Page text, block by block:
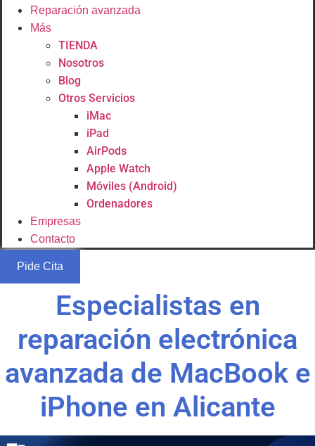
Reparación avanzada
Más
TIENDA
Nosotros
Blog
Otros Servicios
iMac
iPad
AirPods
Apple Watch
Móviles (Android)
Ordenadores
Empresas
Contacto
Pide Cita
Especialistas en
reparación electrónica
avanzada de MacBook e
iPhone en Alicante